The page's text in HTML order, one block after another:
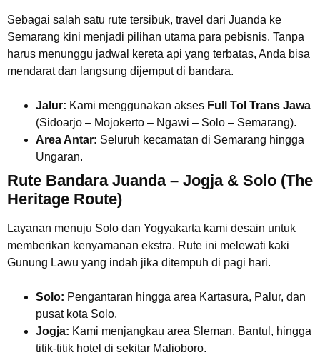
Sebagai salah satu rute tersibuk, travel dari Juanda ke
Semarang kini menjadi pilihan utama para pebisnis. Tanpa
harus menunggu jadwal kereta api yang terbatas, Anda bisa
mendarat dan langsung dijemput di bandara.
Jalur: Kami menggunakan akses Full Tol Trans Jawa
(Sidoarjo – Mojokerto – Ngawi – Solo – Semarang).
Area Antar: Seluruh kecamatan di Semarang hingga
Ungaran.
Rute Bandara Juanda – Jogja & Solo (The
Heritage Route)
Layanan menuju Solo dan Yogyakarta kami desain untuk
memberikan kenyamanan ekstra. Rute ini melewati kaki
Gunung Lawu yang indah jika ditempuh di pagi hari.
Solo: Pengantaran hingga area Kartasura, Palur, dan
pusat kota Solo.
Jogja: Kami menjangkau area Sleman, Bantul, hingga
titik-titik hotel di sekitar Malioboro.